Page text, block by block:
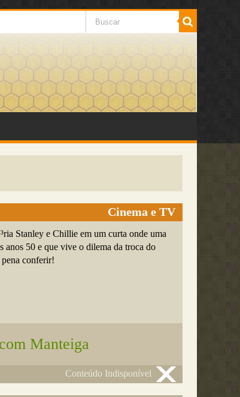
Cinema e TV
Stanley e Chillie em um curta onde uma
anos 50 e que vive o dilema da troca do
conferir!
Manteiga
Conteúdo Indisponível